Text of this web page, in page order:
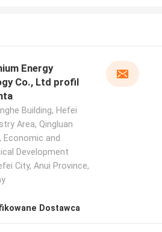
Energy
Co., Ltd profil
Building, Hefei
Area, Qingluan
Economic and
Development
City, Anui Province,
Dostawca